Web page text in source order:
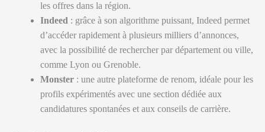
les offres dans la région.
Indeed : grâce à son algorithme puissant, Indeed permet
d’accéder rapidement à plusieurs milliers d’annonces,
avec la possibilité de rechercher par département ou ville,
comme Lyon ou Grenoble.
Monster : une autre plateforme de renom, idéale pour les
profils expérimentés avec une section dédiée aux
candidatures spontanées et aux conseils de carrière.